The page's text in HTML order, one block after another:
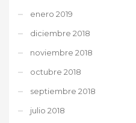
enero 2019
diciembre 2018
noviembre 2018
octubre 2018
septiembre 2018
julio 2018